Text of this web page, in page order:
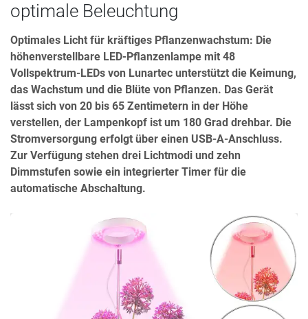
optimale Beleuchtung
Optimales Licht für kräftiges Pflanzenwachstum: Die
höhenverstellbare LED-Pflanzenlampe mit 48
Vollspektrum-LEDs von Lunartec unterstützt die Keimung,
das Wachstum und die Blüte von Pflanzen. Das Gerät
lässt sich von 20 bis 65 Zentimetern in der Höhe
verstellen, der Lampenkopf ist um 180 Grad drehbar. Die
Stromversorgung erfolgt über einen USB-A-Anschluss.
Zur Verfügung stehen drei Lichtmodi und zehn
Dimmstufen sowie ein integrierter Timer für die
automatische Abschaltung.